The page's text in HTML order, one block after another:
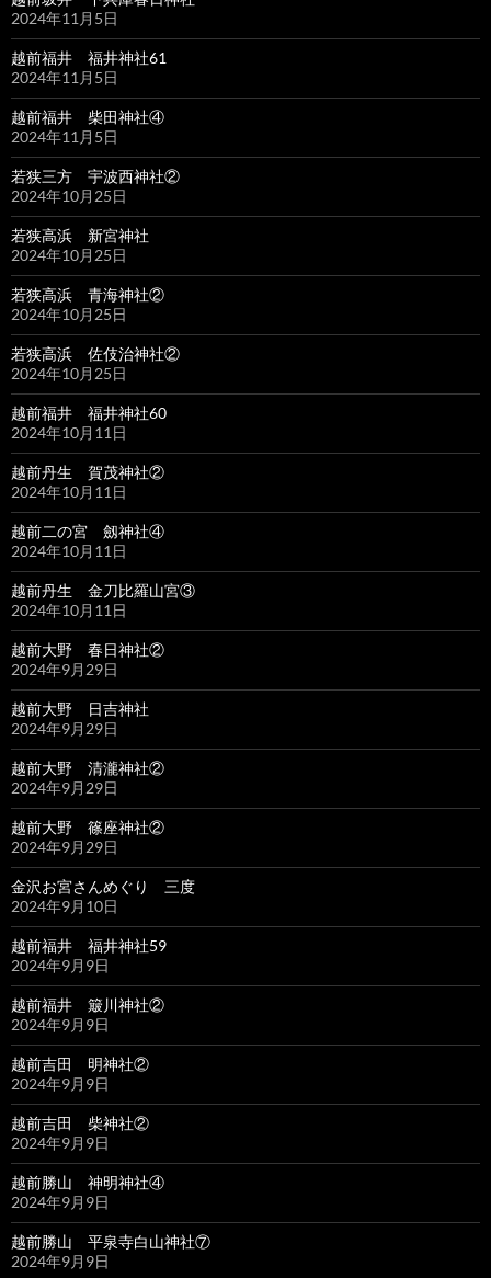
2024年11月5日
越前福井 福井神社61
2024年11月5日
越前福井 柴田神社④
2024年11月5日
若狭三方 宇波西神社②
2024年10月25日
若狭高浜 新宮神社
2024年10月25日
若狭高浜 青海神社②
2024年10月25日
若狭高浜 佐伎治神社②
2024年10月25日
越前福井 福井神社60
2024年10月11日
越前丹生 賀茂神社②
2024年10月11日
越前二の宮 劔神社④
2024年10月11日
越前丹生 金刀比羅山宮③
2024年10月11日
越前大野 春日神社②
2024年9月29日
越前大野 日吉神社
2024年9月29日
越前大野 清瀧神社②
2024年9月29日
越前大野 篠座神社②
2024年9月29日
金沢お宮さんめぐり 三度
2024年9月10日
越前福井 福井神社59
2024年9月9日
越前福井 簸川神社②
2024年9月9日
越前吉田 明神社②
2024年9月9日
越前吉田 柴神社②
2024年9月9日
越前勝山 神明神社④
2024年9月9日
越前勝山 平泉寺白山神社⑦
2024年9月9日